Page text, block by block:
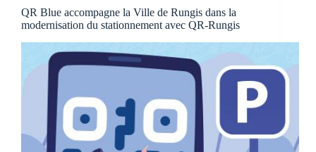
QR Blue accompagne la Ville de Rungis dans la
modernisation du stationnement avec QR-Rungis